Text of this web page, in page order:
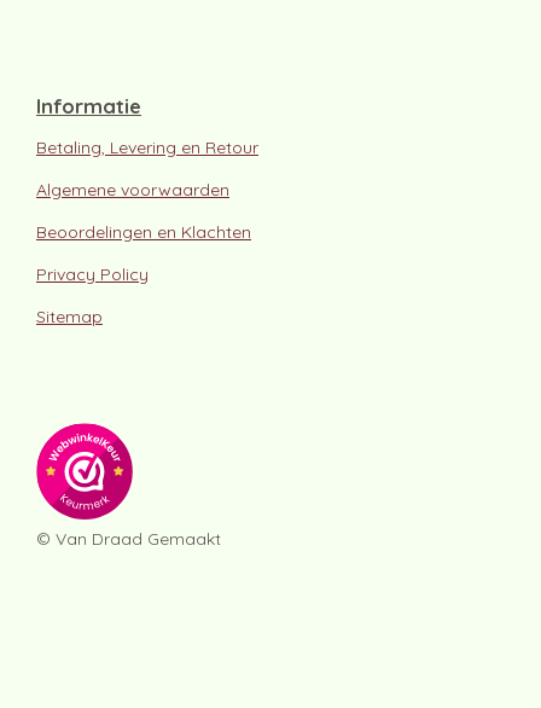
Informatie
Betaling, Levering en Retour
Algemene voorwaarden
Beoordelingen en Klachten
Privacy Policy
Sitemap
© Van Draad Gemaakt